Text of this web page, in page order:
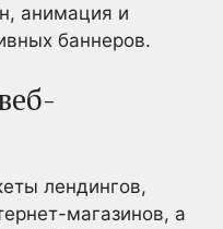
анимация и
баннеров.
лендингов,
магазинов, а